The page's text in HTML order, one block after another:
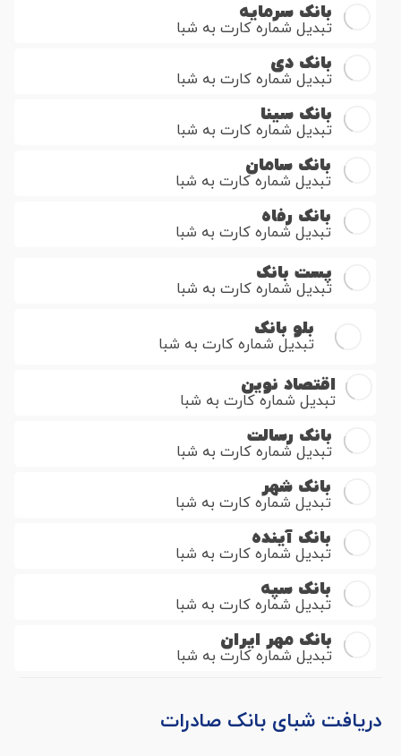
بانک سرمایه
تبدیل شماره کارت به شبا
بانک دی
تبدیل شماره کارت به شبا
بانک سینا
تبدیل شماره کارت به شبا
بانک سامان
تبدیل شماره کارت به شبا
بانک رفاه
تبدیل شماره کارت به شبا
پست بانک
تبدیل شماره کارت به شبا
بلو بانک
تبدیل شماره کارت به شبا
اقتصاد نوین
تبدیل شماره کارت به شبا
بانک رسالت
تبدیل شماره کارت به شبا
بانک شهر
تبدیل شماره کارت به شبا
بانک آینده
تبدیل شماره کارت به شبا
بانک سپه
تبدیل شماره کارت به شبا
بانک مهر ایران
تبدیل شماره کارت به شبا
دریافت شبای بانک صادرات